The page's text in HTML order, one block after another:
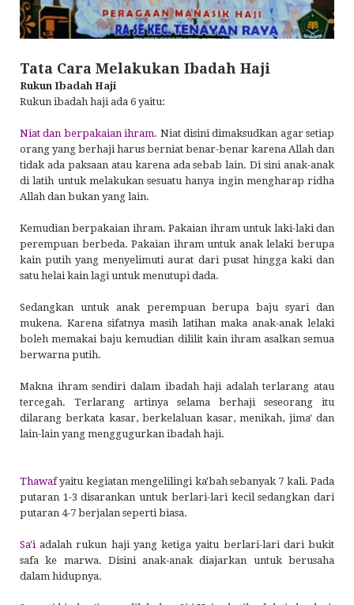
Tata Cara Melakukan Ibadah Haji
Rukun Ibadah Haji
Rukun ibadah haji ada 6 yaitu:
Niat dan berpakaian ihram. Niat disini dimaksudkan agar setiap
orang yang berhaji harus berniat benar-benar karena Allah dan
tidak ada paksaan atau karena ada sebab lain. Di sini anak-anak
di latih untuk melakukan sesuatu hanya ingin mengharap ridha
Allah dan bukan yang lain.
Kemudian berpakaian ihram. Pakaian ihram untuk laki-laki dan
perempuan berbeda. Pakaian ihram untuk anak lelaki berupa
kain putih yang menyelimuti aurat dari pusat hingga kaki dan
satu helai kain lagi untuk menutupi dada.
Sedangkan untuk anak perempuan berupa baju syari dan
mukena. Karena sifatnya masih latihan maka anak-anak lelaki
boleh memakai baju kemudian dililit kain ihram asalkan semua
berwarna putih.
Makna ihram sendiri dalam ibadah haji adalah terlarang atau
tercegah. Terlarang artinya selama berhaji seseorang itu
dilarang berkata kasar, berkelaluan kasar, menikah, jima' dan
lain-lain yang menggugurkan ibadah haji.
Thawafyaitu kegiatan mengelilingi ka'bah sebanyak 7 kali. Pada
putaran 1-3 disarankan untuk berlari-lari kecil sedangkan dari
putaran 4-7 berjalan seperti biasa.
Sa'iadalah rukun haji yang ketiga yaitu berlari-lari dari bukit
safa ke marwa. Disini anak-anak diajarkan untuk berusaha
dalam hidupnya.